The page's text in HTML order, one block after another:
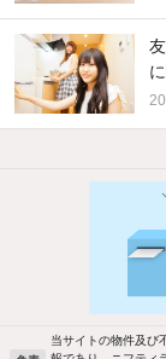
他の人はこんな条
バス・トイレ別
当サイトの物件及び